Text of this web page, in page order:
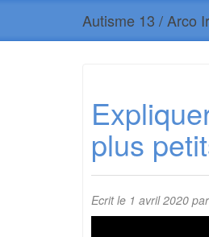
Autisme 13 / Arco
plus
Ecrit le 1 avril 2020